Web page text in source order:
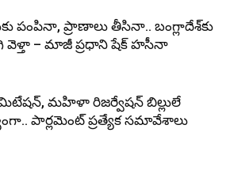
పంపినా, ప్రాణాలు తీసినా.. బంగ్లాదేశ్‌కు
వెళ్తా – మాజీ ప్రధాని షేక్ హసీనా
మహిళా రిజర్వేషన్ బిల్లులే
పార్లమెంట్ ప్రత్యేక సమావేశాలు